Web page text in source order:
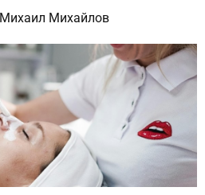
Михаил Михайлов